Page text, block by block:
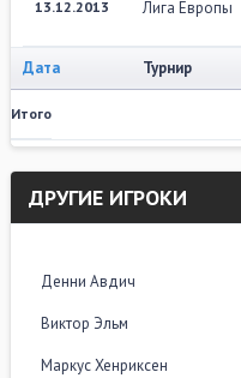
13.12.2013 Лига Европы
Дата Турнир
Итого
ДРУГИЕ ИГРОКИ
Денни Авдич
Виктор Эльм
Маркус Хенриксен